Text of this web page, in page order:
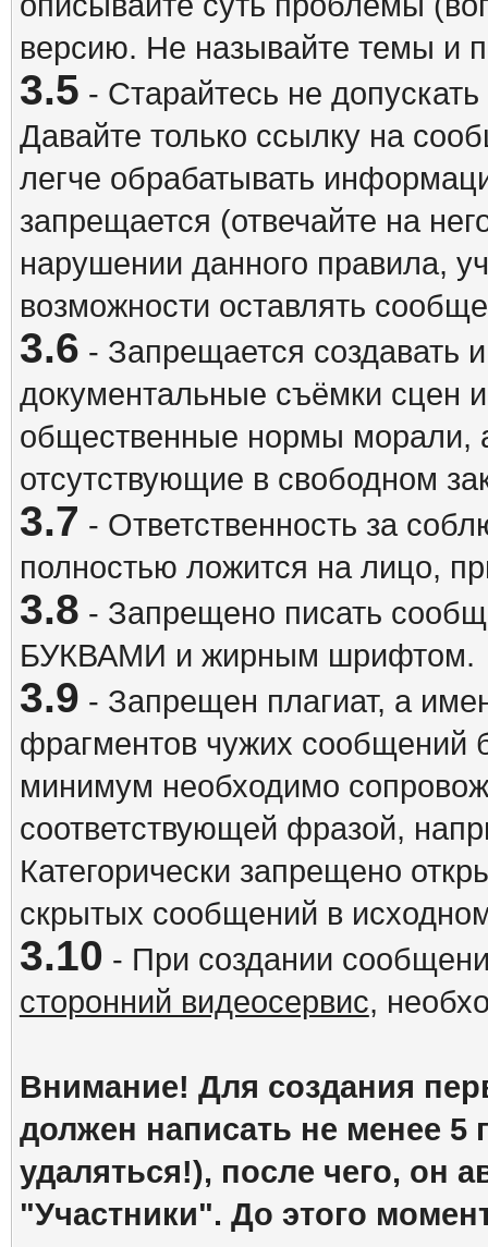
версию. Не называйте темы
3.5 - Старайтесь не
Давайте только ссылку на
легче обрабатывать
запрещается (отвечайте на
нарушении данного правила,
возможности оставлять
3.6 - Запрещается создавать
документальные съёмки сцен
общественные нормы морали,
отсутствующие в свободном
3.7 - Ответственность за
полностью ложится на лицо,
3.8 - Запрещено писать
БУКВАМИ и жирным шрифтом.
3.9 - Запрещен плагиат, а
фрагментов чужих сообщений
минимум необходимо
соответствующей фразой,
Категорически запрещено
скрытых сообщений в
3.10 - При создании
сторонний видеосервис,
Внимание! Для создания
должен написать не менее
удаляться!), после чего, он
"Участники". До этого